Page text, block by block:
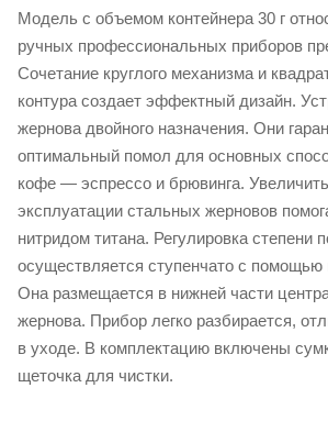
Модель с объемом контейнера 30 г
ручных профессиональных приборов
Сочетание круглого механизма и
контура создает эффектный дизайн.
жернова двойного назначения. Они
оптимальный помол для основных
кофе — эспрессо и брювинга.
эксплуатации стальных жерновов
нитридом титана. Регулировка степени
осуществляется ступенчато с
Она размещается в нижней части
жернова. Прибор легко разбирается,
в уходе. В комплектацию включены
щеточка для чистки.